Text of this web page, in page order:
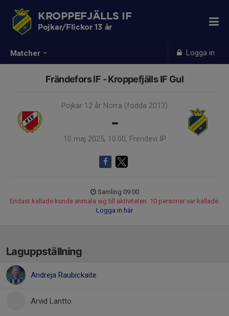
Matcher Logga in
KROPPEFJÄLLS IF
Pojkar/Flickor 13 år
Frändefors IF - Kroppefjälls IF Gul
Pojkar 12 år Norra (födda 2013)
-
10 maj 2025, 10:00, Frendevi IP
Samling 09:00
Endast kallade kunde anmäla sig till aktiviteten. 10 personer var kallade.
Logga in här
Laguppställning
Andreja Raubickaite
Arvid Lantto